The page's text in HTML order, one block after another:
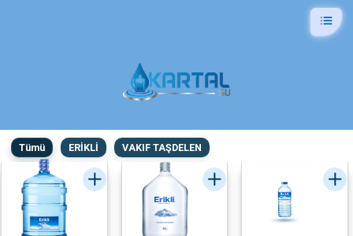
Tümü ERİKLİ VAKIF TAŞDELEN